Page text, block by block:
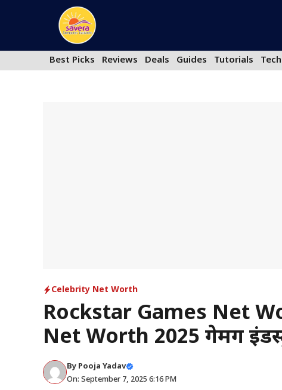
Best Picks Reviews Deals Guides Tutorials
Celebrity Net Worth
Rockstar Games Net
Net Worth 2025 गेमिंग
By Pooja Yadav
On: September 7, 2025 6:16 PM